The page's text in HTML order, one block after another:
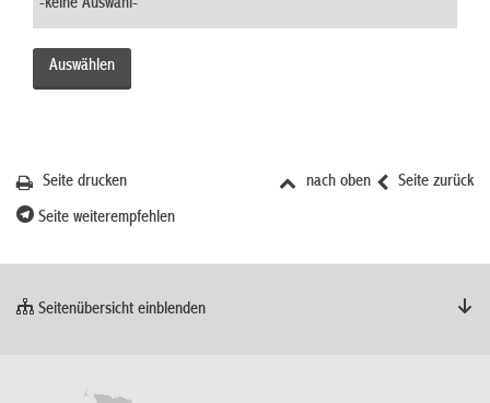
Seite zurück
nach oben
Seite drucken
Seite weiterempfehlen
Seitenübersicht einblenden